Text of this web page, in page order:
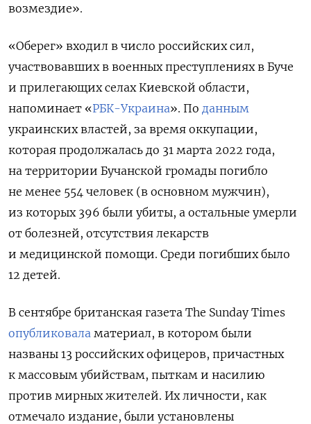
возмездие».
«Оберег» входил в число российских сил,
участвовавших в военных преступлениях в Буче
и прилегающих селах Киевской области,
напоминает «РБК-Украина». По данным
украинских властей, за время оккупации,
которая продолжалась до 31 марта 2022 года,
на территории Бучанской громады погибло
не менее 554 человек (в основном мужчин),
из которых 396 были убиты, а остальные умерли
от болезней, отсутствия лекарств
и медицинской помощи. Среди погибших было
12 детей.
В сентябре британская газета The Sunday Times
опубликовала материал, в котором были
названы 13 российских офицеров, причастных
к массовым убийствам, пыткам и насилию
против мирных жителей. Их личности, как
отмечало издание, были установлены